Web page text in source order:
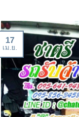
17
เม.ย.